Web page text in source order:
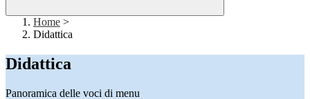
Home >
Didattica
Didattica
Panoramica delle voci di menu